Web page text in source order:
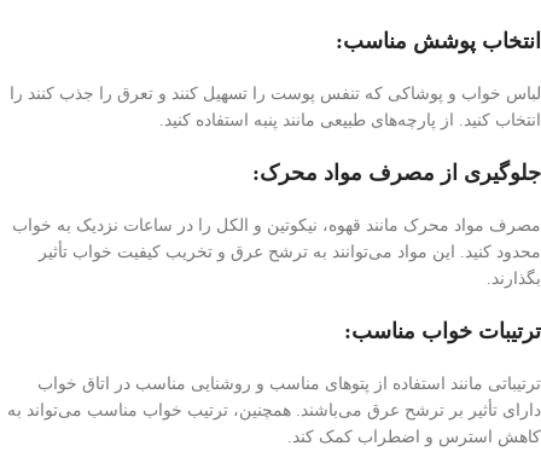
انتخاب پوشش مناسب:
لباس خواب و پوشاکی که تنفس پوست را تسهیل کنند و تعرق را جذب کنند را
انتخاب کنید. از پارچه‌های طبیعی مانند پنبه استفاده کنید.
جلوگیری از مصرف مواد محرک:
مصرف مواد محرک مانند قهوه، نیکوتین و الکل را در ساعات نزدیک به خواب
محدود کنید. این مواد می‌توانند به ترشح عرق و تخریب کیفیت خواب تأثیر
بگذارند.
ترتیبات خواب مناسب:
ترتیباتی مانند استفاده از پتو‌های مناسب و روشنایی مناسب در اتاق خواب
دارای تأثیر بر ترشح عرق می‌باشند. همچنین، ترتیب خواب مناسب می‌تواند به
کاهش استرس و اضطراب کمک کند.